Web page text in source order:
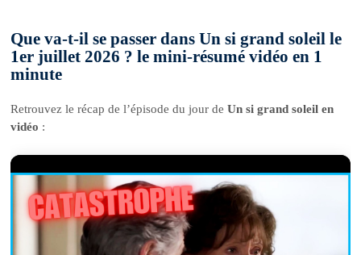
Que va-t-il se passer dans Un si grand soleil le
1er juillet 2026 ? le mini-résumé vidéo en 1
minute
Retrouvez le récap de l’épisode du jour deUn si grand soleil en
vidéo :